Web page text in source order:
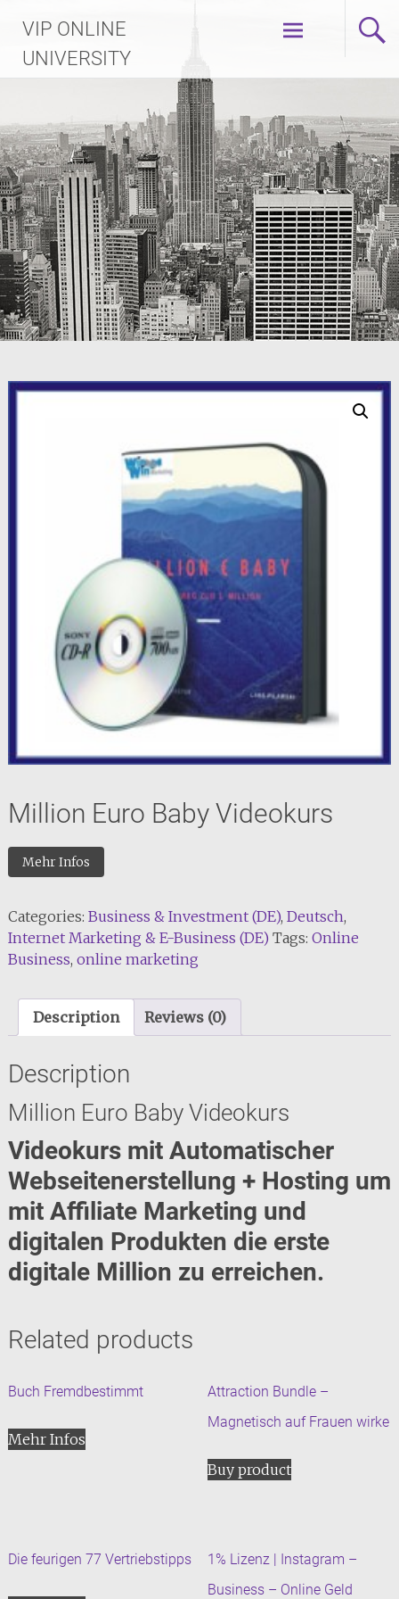
content
VIP ONLINE
UNIVERSITY
Million Euro Baby Videokurs
Mehr Infos
Categories: Business & Investment (DE), Deutsch,
Internet Marketing & E-Business (DE) Tags: Online
Business, online marketing
Description Reviews (0)
Description
Million Euro Baby Videokurs
Videokurs mit Automatischer
Webseitenerstellung + Hosting um
mit Affiliate Marketing und
digitalen Produkten die erste
digitale Million zu erreichen.
Related products
Buch Fremdbestimmt
Mehr Infos
Attraction Bundle –
Magnetisch auf Frauen wirke
Buy product
Die feurigen 77 Vertriebstipps
1% Lizenz | Instagram –
Business – Online Geld